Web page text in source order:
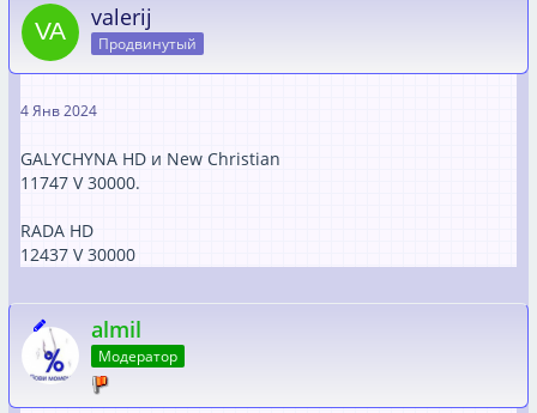
valerij
Продвинутый
4 Янв 2024
GALYCHYNA HD и New Christian
11747 V 30000.
RADA HD
12437 V 30000
almil
Модератор